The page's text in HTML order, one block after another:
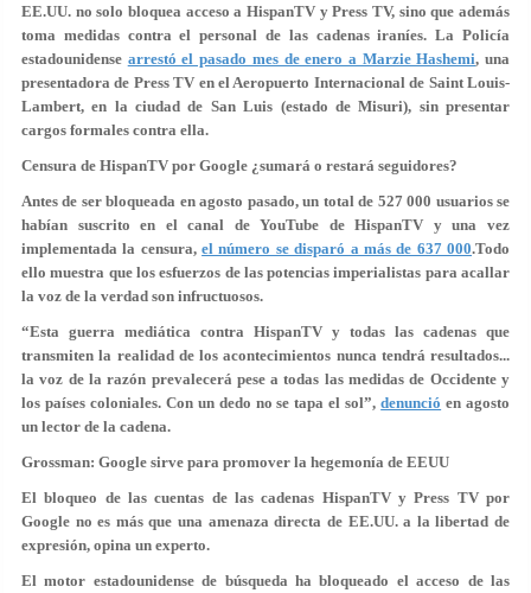
EE.UU. no solo bloquea acceso a HispanTV y Press TV, sino que además
toma medidas contra el personal de las cadenas iraníes. La Policía
estadounidense arrestó el pasado mes de enero a Marzie Hashemi, una
presentadora de Press TV en el Aeropuerto Internacional de Saint Louis-
Lambert, en la ciudad de San Luis (estado de Misuri), sin presentar
cargos formales contra ella.
Censura de HispanTV por Google ¿sumará o restará seguidores?
Antes de ser bloqueada en agosto pasado, un total de 527 000 usuarios se
habían suscrito en el canal de YouTube de HispanTV y una vez
implementada la censura,el número se disparó a más de 637 000.Todo
ello muestra que los esfuerzos de las potencias imperialistas para acallar
la voz de la verdad son infructuosos.
“Esta guerra mediática contra HispanTV y todas las cadenas que
transmiten la realidad de los acontecimientos nunca tendrá resultados...
la voz de la razón prevalecerá pese a todas las medidas de Occidente y
los países coloniales. Con un dedo no se tapa el sol”,denunció en agosto
un lector de la cadena.
Grossman: Google sirve para promover la hegemonía de EEUU
El bloqueo de las cuentas de las cadenas HispanTV y Press TV por
Google no es más que una amenaza directa de EE.UU. a la libertad de
expresión, opina un experto.
El motor estadounidense de búsqueda ha bloqueado el acceso de las